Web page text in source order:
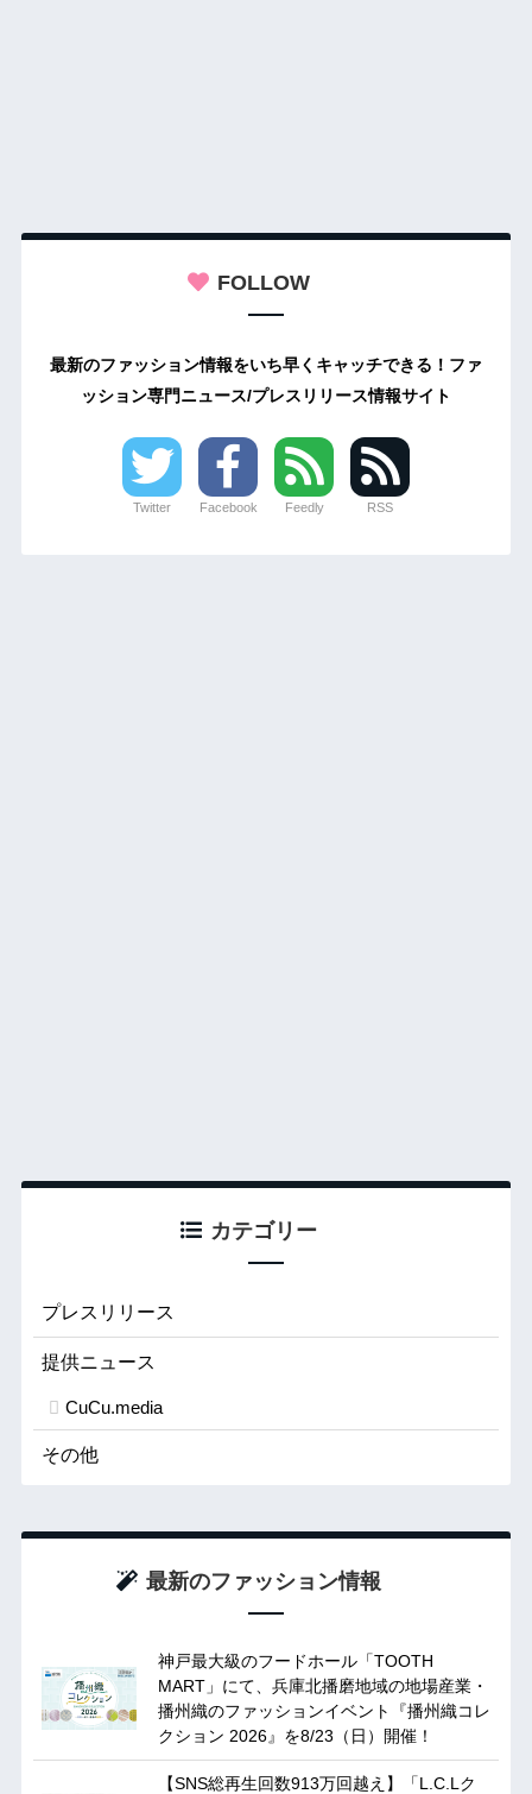
FOLLOW
最新のファッション情報をいち早くキャッチできる！ファ
ッション専門ニュース/プレスリリース情報サイト
Twitter Facebook Feedly RSS
カテゴリー
プレスリリース
提供ニュース
CuCu.media
その他
最新のファッション情報
神戸最大級のフードホール「TOOTH
MART」にて、兵庫北播磨地域の地場産業・
播州織のファッションイベント『播州織コレ
クション 2026』を8/23（日）開催！
【SNS総再生回数913万回越え】「L.C.Lク